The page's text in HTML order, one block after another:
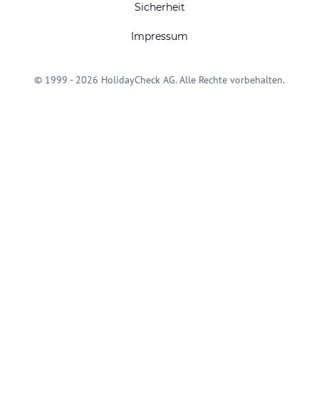
Sicherheit
Impressum
© 1999 - 2026 HolidayCheck AG. Alle Rechte vorbehalten.